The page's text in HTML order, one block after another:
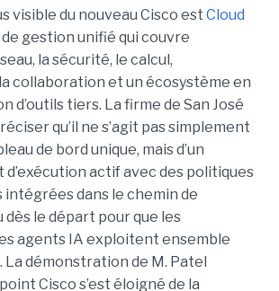
visible du nouveau Cisco est Cloud
de gestion unifié qui couvre
la sécurité, le calcul,
collaboration et un écosystème en
d’outils tiers. La firme de San José
qu’il ne s’agit pas simplement
de bord unique, mais d’un
actif avec des politiques
dans le chemin de
le départ pour que les
agents IA exploitent ensemble
La démonstration de M. Patel
Cisco s’est éloigné de la